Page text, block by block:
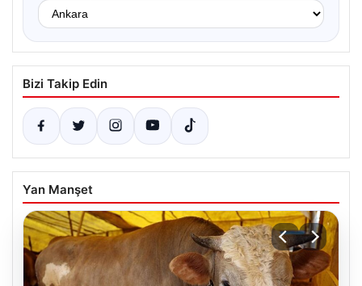
Bizi Takip Edin
Yan Manşet